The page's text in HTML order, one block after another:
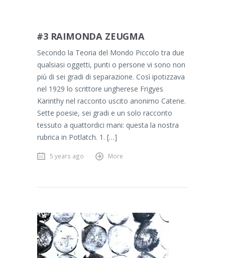
#3 RAIMONDA ZEUGMA
Secondo la Teoria del Mondo Piccolo tra due
qualsiasi oggetti, punti o persone vi sono non
più di sei gradi di separazione. Così ipotizzava
nel 1929 lo scrittore ungherese Frigyes
Karinthy nel racconto uscito anonimo Catene.
Sette poesie, sei gradi e un solo racconto
tessuto a quattordici mani: questa la nostra
rubrica in Potlatch. 1. […]
5 years ago More